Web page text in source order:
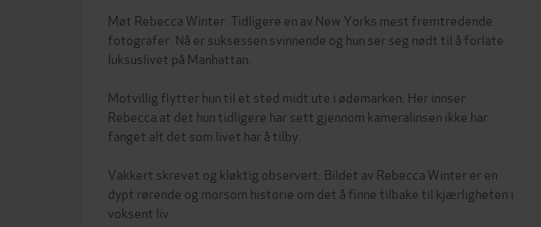
Møt Rebecca Winter. Tidligere en av New Yorks mest fremtredende
fotografer. Nå er suksessen svinnende og hun ser seg nødt til å forlate
luksuslivet på Manhattan.
Motvillig flytter hun til et sted midt ute i ødemarken. Her innser
Rebecca at det hun tidligere har sett gjennom kameralinsen ikke har
fanget alt det som livet har å tilby.
Vakkert skrevet og kløktig observert: Bildet av Rebecca Winter er en
dypt rørende og morsom historie om det å finne tilbake til kjærligheten i